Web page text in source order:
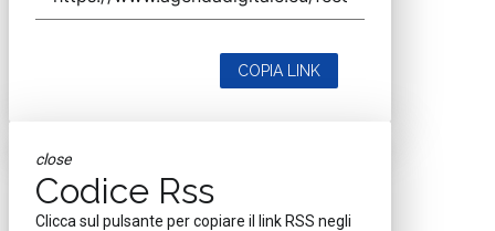
COPIA LINK
close
Codice Rss
Clicca sul pulsante per copiare il link RSS negli